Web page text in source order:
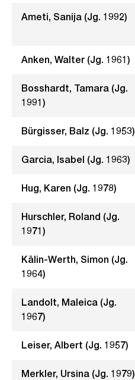
Ameti, Sanija (Jg. 1992)
Anken, Walter (Jg. 1961)
Bosshardt, Tamara (Jg.
1991)
Bürgisser, Balz (Jg. 1953)
Garcia, Isabel (Jg. 1963)
Hug, Karen (Jg. 1978)
Hurschler, Roland (Jg.
1971)
Kälin-Werth, Simon (Jg.
1964)
Landolt, Maleica (Jg.
1967)
Leiser, Albert (Jg. 1957)
Merkler, Ursina (Jg. 1979)